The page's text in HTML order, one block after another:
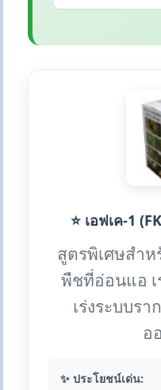
⭐ เอฟเค-1
สูตรพิเศษสำ
พืชที่อ่อนแอ เ
เร่งระบบร
อ
✨ ประโยชน์เด่น: